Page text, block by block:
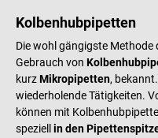
Kolbenhubpipetten
Die wohl gängigste
Gebrauch von
kurzMikropipetten,
wiederholende Tätigkeiten.
können mit
speziell in den